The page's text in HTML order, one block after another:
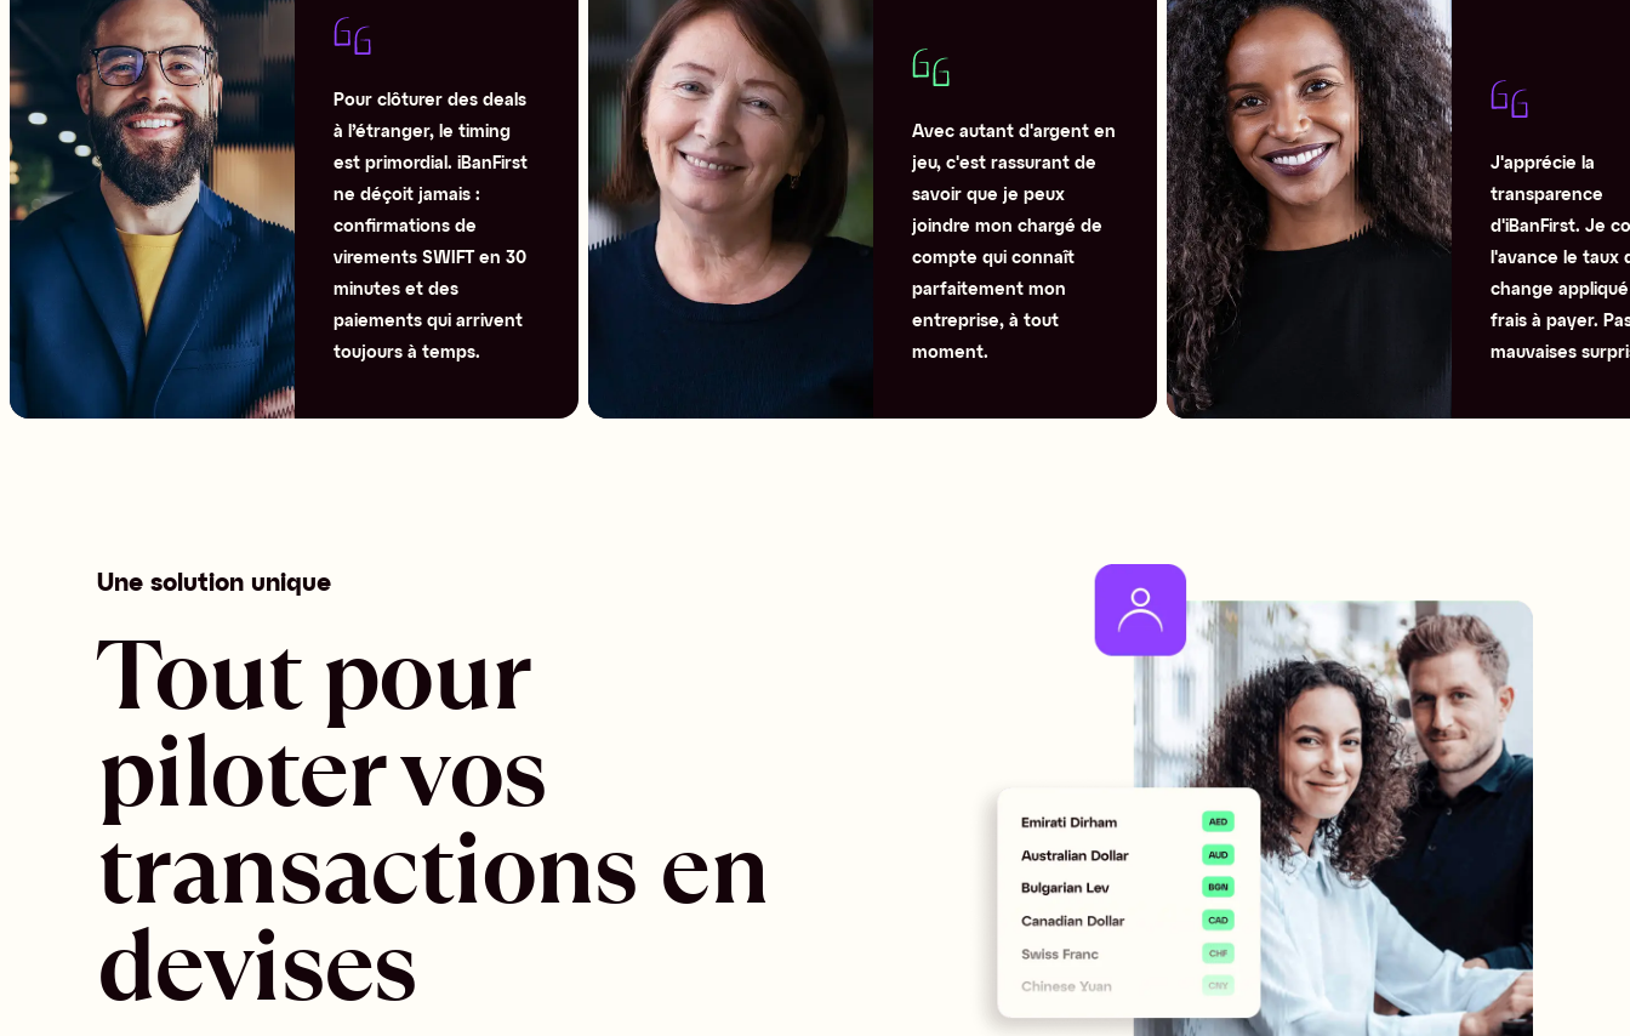
Pour clôturer des deals
à l’étranger, le timing
est primordial. iBanFirst
ne déçoit jamais :
confirmations de
virements SWIFT en 30
minutes et des
paiements qui arrivent
toujours à temps.
Avec autant d'argent en
jeu, c'est rassurant de
savoir que je peux
joindre mon chargé de
compte qui connaît
parfaitement mon
entreprise, à tout
moment.
J'apprécie la
transparence
d'iBanFirst. Je
l'avance le taux
change
frais à payer.
mauvaises
Une solution unique
Tout pour
piloter vos
transactions en
devises